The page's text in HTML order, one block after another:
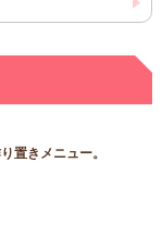
置きメニュー。